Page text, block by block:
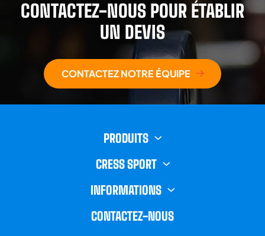
CONTACTEZ-NOUS POUR ÉTABLIR
UN DEVIS
CONTACTEZ NOTRE ÉQUIPE
PRODUITS
CRESS SPORT
INFORMATIONS
CONTACTEZ-NOUS